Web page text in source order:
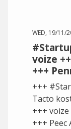
WED, 19/11/
voize
+++
+++
Tacto
+++
+++ Peec